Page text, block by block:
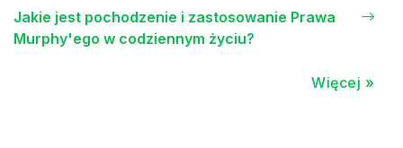
Jakie jest pochodzenie i zastosowanie Prawa
Murphy'ego w codziennym życiu?
Więcej »